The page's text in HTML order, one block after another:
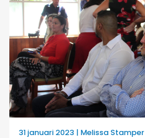
31 januari 2023 | Melissa Stamper